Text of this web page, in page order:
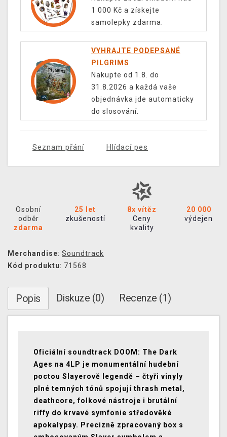
1 000 Kč a získejte
samolepky zdarma.
VYHRAJTE PODEPSANÉ
PILGRIMS
Nakupte od 1.8. do
31.8.2026 a každá vaše
objednávka jde automaticky
do slosování.
Seznam přání Hlídací pes
Osobní
odběr
zdarma
25 let
zkušeností
8x vítěz
Ceny
kvality
20 000
výdejen
Merchandise: Soundtrack
Kód produktu: 71568
Popis Diskuze (0) Recenze (1)
Oficiální soundtrack DOOM: The Dark
Ages na 4LP je monumentální hudební
poctou Slayerově legendě – čtyři vinyly
plné temných tónů spojují thrash metal,
deathcore, folkové nástroje i brutální
riffy do krvavé symfonie středověké
apokalypsy. Precizně zpracovaný box s